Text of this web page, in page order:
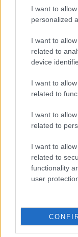
I want to
personalized
I want to
related to
device
I want to
related to
I want to
related to
I want to
related to
functionality
user
BEST OF